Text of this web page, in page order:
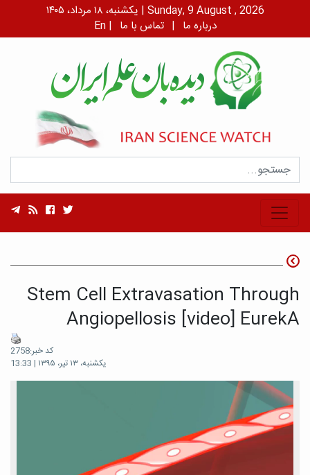
یکشنبه، ۱۸ مرداد، ۱۴۰۵ | Sunday, 9 August , 2026
En | درباره ما | تماس با ما
Stem Cell Extravasation Through
Angiopellosis [video] EurekA
کد خبر:2758
یکشنبه، ۱۳ تیر، ۱۳۹۵ | 13:33